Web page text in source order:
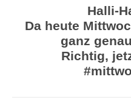
Halli-
Da heute
ganz
Richtig,